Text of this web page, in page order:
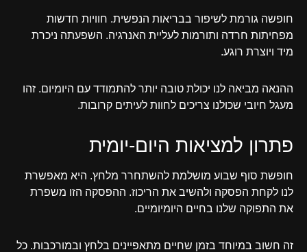
חופשה גורמת לשיפור בבריאות הנפשית. חוויות חדשות
מפחיתות חרדה ותורמות לעליית האנרגיה. השפעתה ניכרת
מיד ויוצרת רוגע.
ההנאה מביאה לנו יכולת טובה יותר להתמודד עם היומיום. זהו
מעגל חיובי שכולנו צריכים לחוות לעיתים קרובות.
פתרון למציאות היום-יומית
חופשת סוף שבוע מושלמת להשתחרר מלחץ. היא מאפשרת
לנו לקחת הפסקה ולהשיב את הריכוז. ההפסקה הזו משפרת
את התפוקה שלנו בחיים היומיומיים.
זה חשוב במיוחד בזמן שחיים מתאפיינים בלחץ ובמורכבות. כל